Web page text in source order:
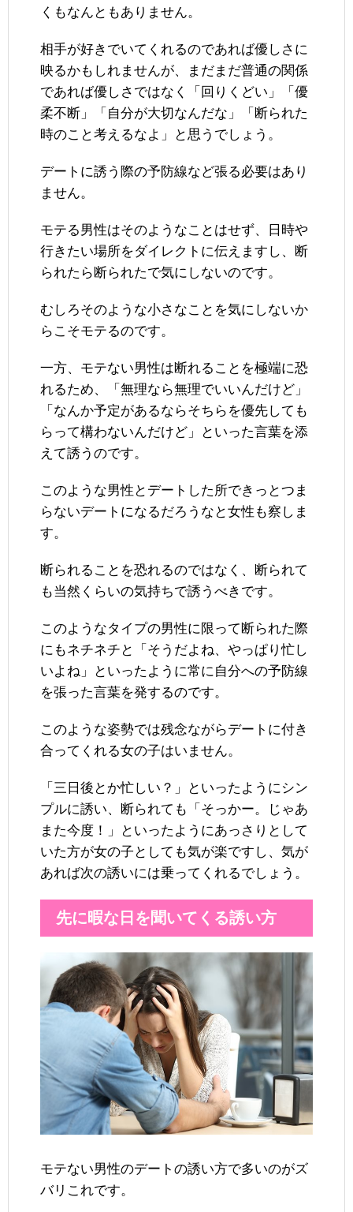
くもなんともありません。
相手が好きでいてくれるのであれば優しさに
映るかもしれませんが、まだまだ普通の関係
であれば優しさではなく「回りくどい」「優
柔不断」「自分が大切なんだな」「断られた
時のこと考えるなよ」と思うでしょう。
デートに誘う際の予防線など張る必要はあり
ません。
モテる男性はそのようなことはせず、日時や
行きたい場所をダイレクトに伝えますし、断
られたら断られたで気にしないのです。
むしろそのような小さなことを気にしないか
らこそモテるのです。
一方、モテない男性は断れることを極端に恐
れるため、「無理なら無理でいいんだけど」
「なんか予定があるならそちらを優先しても
らって構わないんだけど」といった言葉を添
えて誘うのです。
このような男性とデートした所できっとつま
らないデートになるだろうなと女性も察しま
す。
断られることを恐れるのではなく、断られて
も当然くらいの気持ちで誘うべきです。
このようなタイプの男性に限って断られた際
にもネチネチと「そうだよね、やっぱり忙し
いよね」といったように常に自分への予防線
を張った言葉を発するのです。
このような姿勢では残念ながらデートに付き
合ってくれる女の子はいません。
「三日後とか忙しい？」といったようにシン
プルに誘い、断られても「そっかー。じゃあ
また今度！」といったようにあっさりとして
いた方が女の子としても気が楽ですし、気が
あれば次の誘いには乗ってくれるでしょう。
先に暇な日を聞いてくる誘い方
モテない男性のデートの誘い方で多いのがズ
バリこれです。